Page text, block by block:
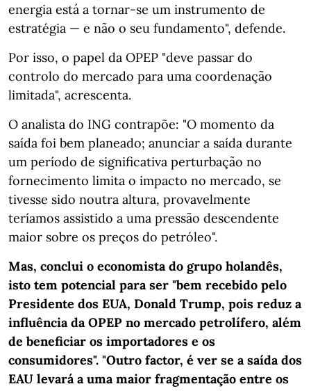
energia está a tornar-se um instrumento de
estratégia — e não o seu fundamento", defende.
Por isso, o papel da OPEP "deve passar do
controlo do mercado para uma coordenação
limitada", acrescenta.
O analista do ING contrapõe: "O momento da
saída foi bem planeado; anunciar a saída durante
um período de significativa perturbação no
fornecimento limita o impacto no mercado, se
tivesse sido noutra altura, provavelmente
teríamos assistido a uma pressão descendente
maior sobre os preços do petróleo".
Mas, conclui o economista do grupo holandês,
isto tem potencial para ser "bem recebido pelo
Presidente dos EUA, Donald Trump, pois reduz a
influência da OPEP no mercado petrolífero, além
de beneficiar os importadores e os
consumidores". "Outro factor, é ver se a saída dos
EAU levará a uma maior fragmentação entre os